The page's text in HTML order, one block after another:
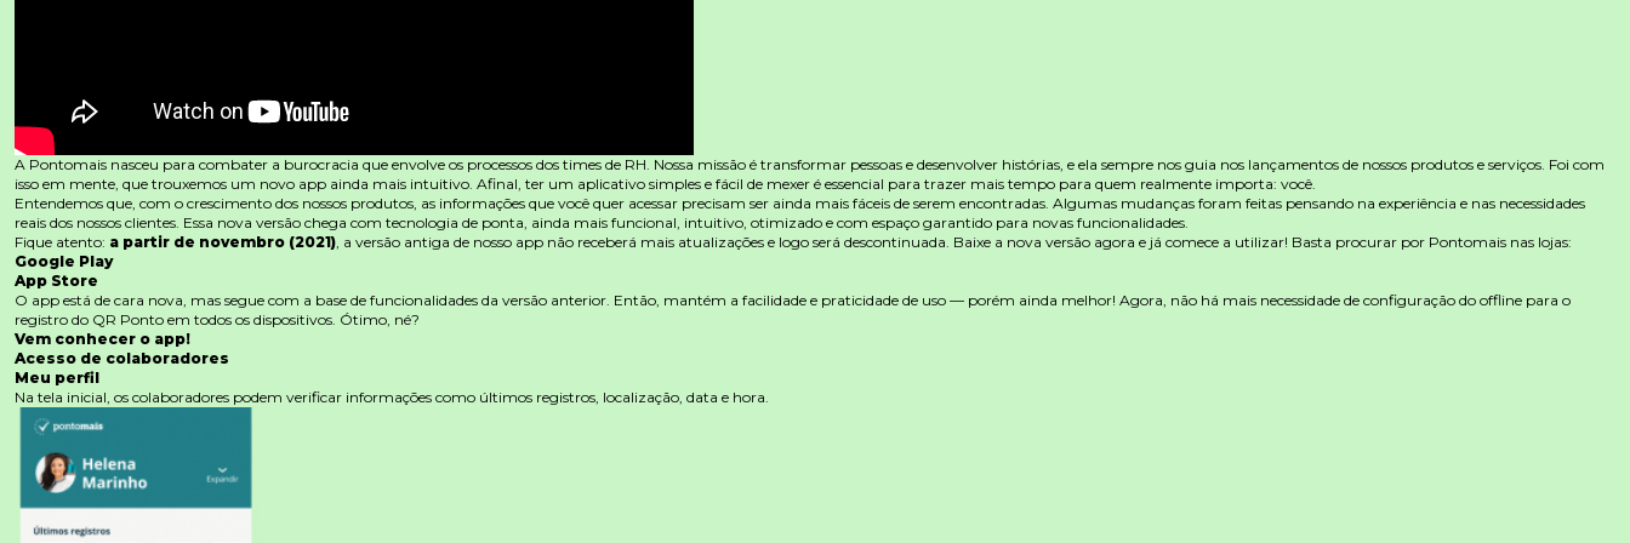
Todos os Materiais Gratuitos
Confira nossos materiais
E-book
Aprofunde seu conhecimento
Ferramentas e Templates
Infográfico
Conteúdo prático e rápido
Materiais centralizados
Newsletters
A Pontomais nasceu para combater a burocracia que envolve os processos dos times de RH. Nossa missão é transformar pessoas e desenvolver histórias, e ela sempre nos guia nos lançamentos de nossos produtos e serviços. Foi com
isso em mente, que trouxemos um novo app ainda mais intuitivo. Afinal, ter um aplicativo simples e fácil de mexer é essencial para trazer mais tempo para quem realmente importa: você.
Entendemos que, com o crescimento dos nossos produtos, as informações que você quer acessar precisam ser ainda mais fáceis de serem encontradas. Algumas mudanças foram feitas pensando na experiência e nas necessidades
reais dos nossos clientes. Essa nova versão chega com tecnologia de ponta, ainda mais funcional, intuitivo, otimizado e com espaço garantido para novas funcionalidades.
Fique atento: a partir de novembro (2021), a versão antiga de nosso app não receberá mais atualizações e logo será descontinuada. Baixe a nova versão agora e já comece a utilizar! Basta procurar por Pontomais nas lojas:
Google Play
App Store
O app está de cara nova, mas segue com a base de funcionalidades da versão anterior. Então, mantém a facilidade e praticidade de uso — porém ainda melhor! Agora, não há mais necessidade de configuração do offline para o
registro do QR Ponto em todos os dispositivos. Ótimo, né?
Vem conhecer o app!
Acesso de colaboradores
Meu perfil
Na tela inicial, os colaboradores podem verificar informações como últimos registros, localização, data e hora.